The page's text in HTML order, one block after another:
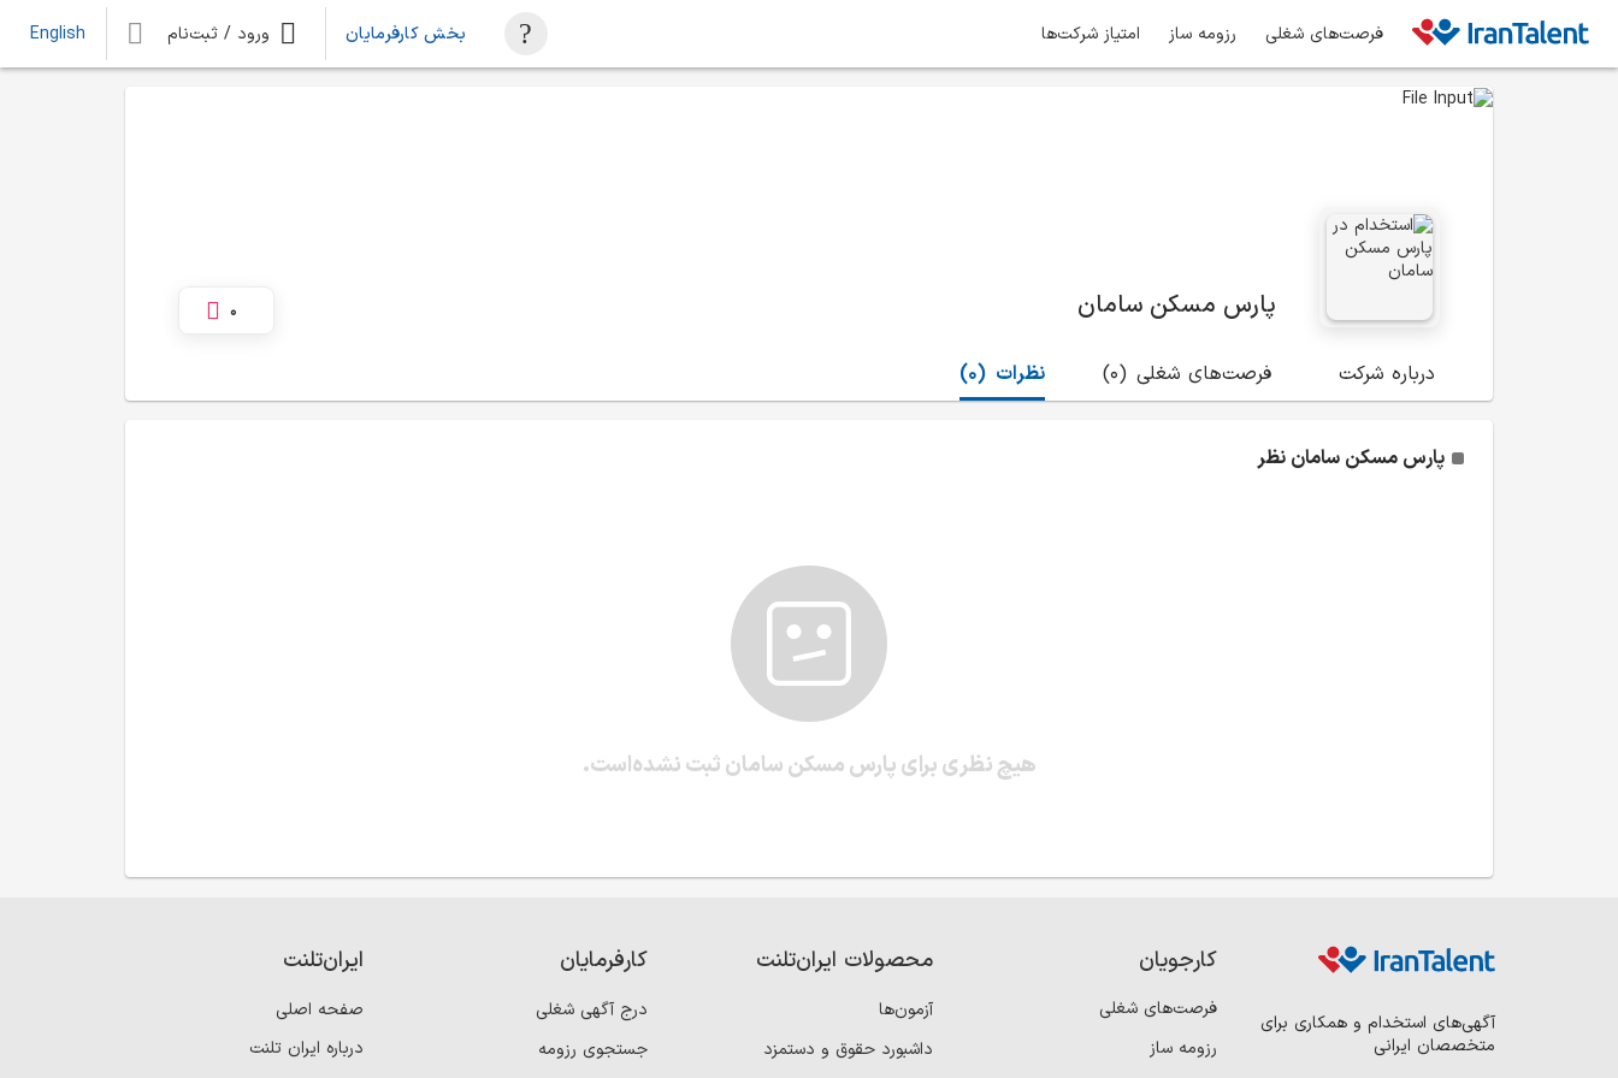
فرصت‌های شغلی رزومه ساز امتیاز شرکت‌ها بخش کارفرمایان ورود / ثبت‌نام English
پارس مسکن سامان 0
درباره شرکت (0) فرصت‌های شغلی (0) نظرات
پارس مسکن سامان نظر
هیچ نظری برای پارس مسکن سامان ثبت نشده‌است.
آگهی‌های استخدام و همکاری برای
متخصصان ایرانی
کارجویان
فرصت‌های شغلی
رزومه ساز
محصولات ایران‌تلنت
آزمون‌ها
داشبورد حقوق و دستمزد
کارفرمایان
درج آگهی شغلی
جستجوی رزومه
ایران‌تلنت
صفحه اصلی
درباره ایران تلنت